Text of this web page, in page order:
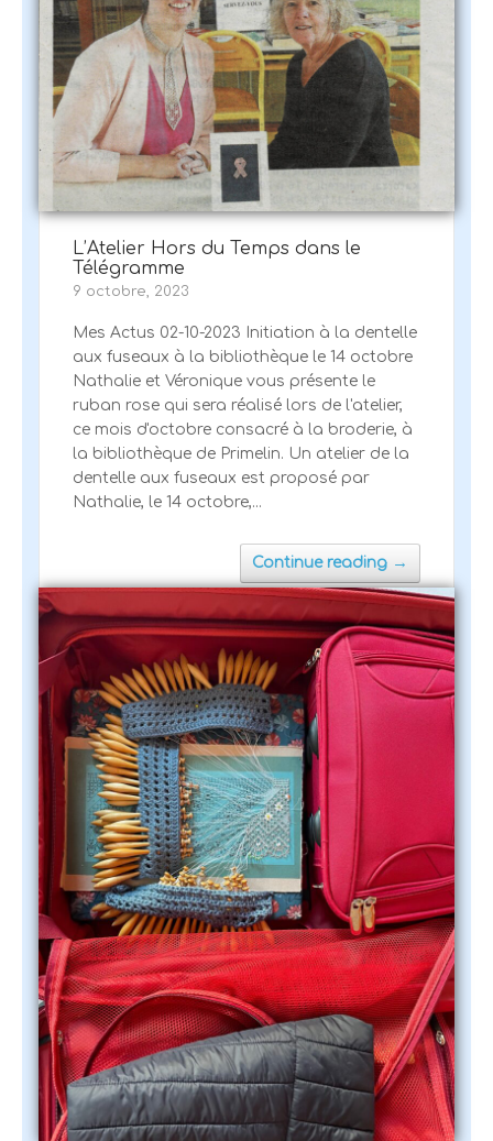
L’Atelier Hors du Temps dans le
Télégramme
9 octobre, 2023
Mes Actus 02-10-2023 Initiation à la dentelle
aux fuseaux à la bibliothèque le 14 octobre
Nathalie et Véronique vous présente le
ruban rose qui sera réalisé lors de l'atelier,
ce mois d'octobre consacré à la broderie, à
la bibliothèque de Primelin. Un atelier de la
dentelle aux fuseaux est proposé par
Nathalie, le 14 octobre,...
Continue reading →